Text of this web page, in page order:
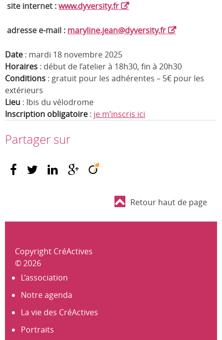
site internet :www.dyversity.fr
adresse e-mail : maryline.jean@dyversity.fr
Date : mardi 18 novembre 2025
Horaires : début de l’atelier à 18h30, fin à 20h30
Conditions : gratuit pour les adhérentes – 5€ pour les
extérieurs
Lieu : Ibis du vélodrome
Inscription obligatoire : je m’inscris ici
Partager sur
Retour haut de page
Copyright CréActives
© 2026
L’association
Notre agenda
La vie des CréActives
Portraits